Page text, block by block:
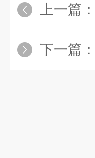
上一篇：
下一篇：